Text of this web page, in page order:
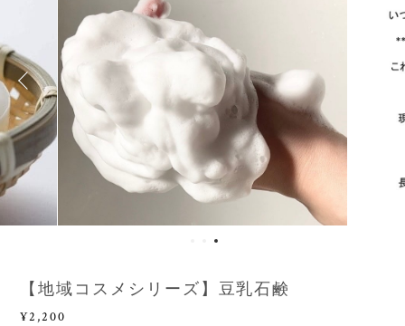
【地域コスメシリーズ】豆乳石鹸
¥2,200